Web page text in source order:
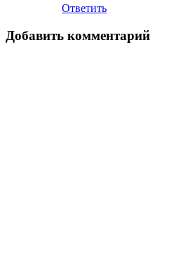
Ответить
Добавить комментарий